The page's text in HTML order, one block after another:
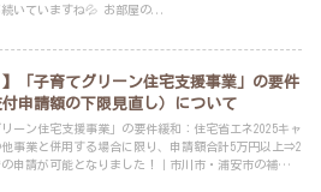
くも夏日が続いていますね💦 お部屋の...
】「子育てグリーン住宅支援事業」の要件
申請額の下限見直し）について
リーン住宅支援事業」の要件緩和：住宅省エネ2025キャ
他事業と併用する場合に限り、申請額合計5万円以上⇒2
申請が可能となりました！｜市川市・浦安市の補助金